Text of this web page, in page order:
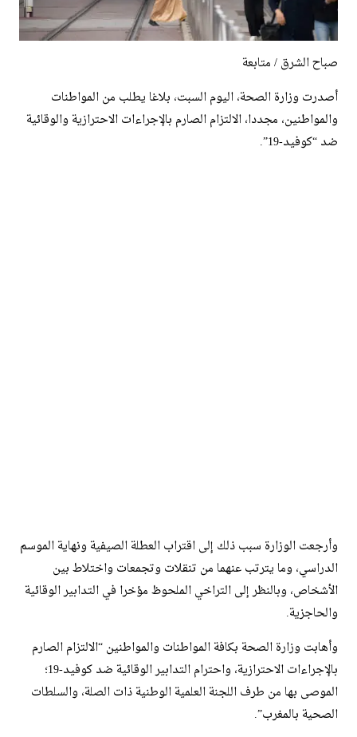
صباح الشرق / متابعة
أصدرت وزارة الصحة، اليوم السبت، بلاغا يطلب من المواطنات
والمواطنين، مجددا، الالتزام الصارم بالإجراءات الاحترازية والوقائية
ضد “كوفيد-19”.
وأرجعت الوزارة سبب ذلك إلى اقتراب العطلة الصيفية ونهاية الموسم
الدراسي، وما يترتب عنهما من تنقلات وتجمعات واختلاط بين
الأشخاص، وبالنظر إلى التراخي الملحوظ مؤخرا في التدابير الوقائية
والحاجزية.
وأهابت وزارة الصحة بكافة المواطنات والمواطنين “الالتزام الصارم
بالإجراءات الاحترازية، واحترام التدابير الوقائية ضد كوفيد-19؛
الموصى بها من طرف اللجنة العلمية الوطنية ذات الصلة، والسلطات
الصحية بالمغرب”.